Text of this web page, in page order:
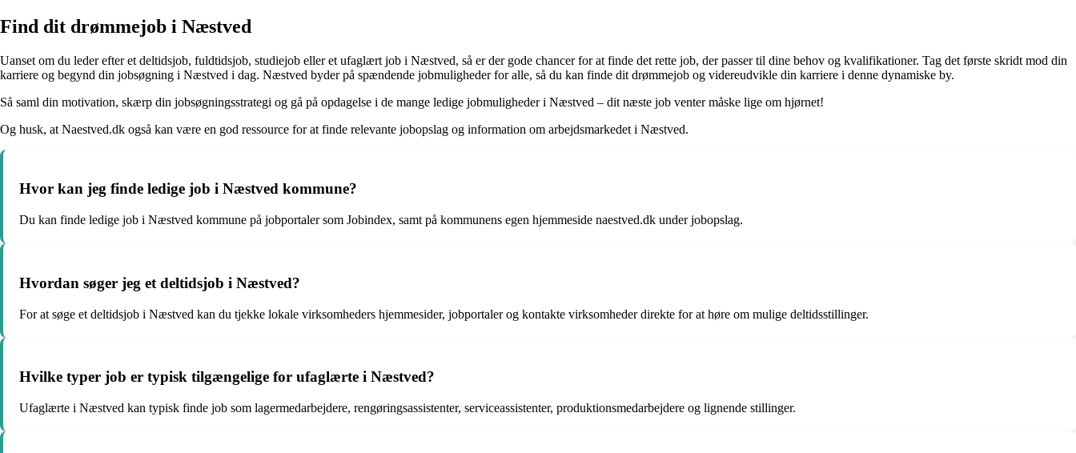
Find dit drømmejob i Næstved
Uanset om du leder efter et deltidsjob, fuldtidsjob, studiejob eller et ufaglært job i Næstved, så er der gode chancer for at finde det rette job, der passer til dine behov og kvalifikationer. Tag det første skridt mod din
karriere og begynd din jobsøgning i Næstved i dag. Næstved byder på spændende jobmuligheder for alle, så du kan finde dit drømmejob og videreudvikle din karriere i denne dynamiske by.
Så saml din motivation, skærp din jobsøgningsstrategi og gå på opdagelse i de mange ledige jobmuligheder i Næstved – dit næste job venter måske lige om hjørnet!
Og husk, at Naestved.dk også kan være en god ressource for at finde relevante jobopslag og information om arbejdsmarkedet i Næstved.
Hvor kan jeg finde ledige job i Næstved kommune?
Du kan finde ledige job i Næstved kommune på jobportaler som Jobindex, samt på kommunens egen hjemmeside naestved.dk under jobopslag.
Hvordan søger jeg et deltidsjob i Næstved?
For at søge et deltidsjob i Næstved kan du tjekke lokale virksomheders hjemmesider, jobportaler og kontakte virksomheder direkte for at høre om mulige deltidsstillinger.
Hvilke typer job er typisk tilgængelige for ufaglærte i Næstved?
Ufaglærte i Næstved kan typisk finde job som lagermedarbejdere, rengøringsassistenter, serviceassistenter, produktionsmedarbejdere og lignende stillinger.